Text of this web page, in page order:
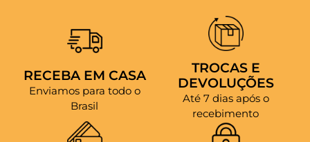
RECEBA EM CASA
Enviamos para todo o
Brasil
TROCAS E
DEVOLUÇÕES
Até 7 dias após o
recebimento